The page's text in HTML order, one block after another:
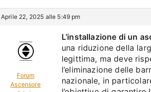
Aprile 22, 2025 alle 5:49 pm
Forum
Ascensore
L’installazione di un
una riduzione della
legittima, ma deve
l’eliminazione delle
nazionale, in